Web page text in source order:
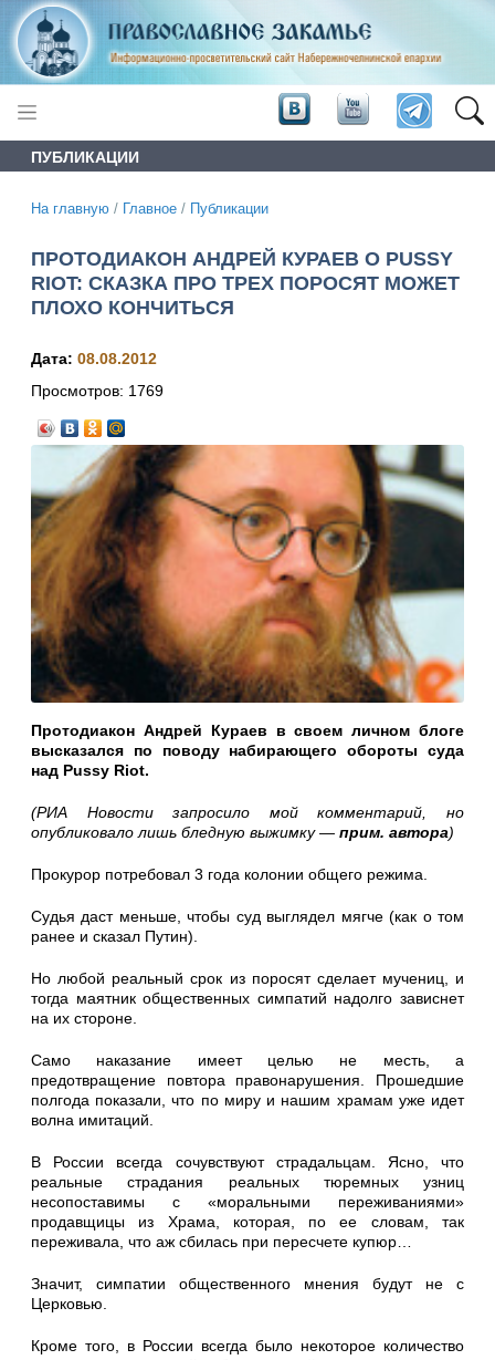
ПУБЛИКАЦИИ
На главную / Главное / Публикации
ПРОТОДИАКОН АНДРЕЙ КУРАЕВ О PUSSY
RIOT: СКАЗКА ПРО ТРЕХ ПОРОСЯТ МОЖЕТ
ПЛОХО КОНЧИТЬСЯ
Дата: 08.08.2012
Просмотров: 1769
Протодиакон Андрей Кураев в своем личном блоге
высказался по поводу набирающего обороты суда
над Pussy Riot.
(РИА Новости запросило мой комментарий, но
опубликовало лишь бледную выжимку — прим. автора)
Прокурор потребовал 3 года колонии общего режима.
Судья даст меньше, чтобы суд выглядел мягче (как о том
ранее и сказал Путин).
Но любой реальный срок из поросят сделает мучениц, и
тогда маятник общественных симпатий надолго зависнет
на их стороне.
Само наказание имеет целью не месть, а
предотвращение повтора правонарушения. Прошедшие
полгода показали, что по миру и нашим храмам уже идет
волна имитаций.
В России всегда сочувствуют страдальцам. Ясно, что
реальные страдания реальных тюремных узниц
несопоставимы с «моральными переживаниями»
продавщицы из Храма, которая, по ее словам, так
переживала, что аж сбилась при пересчете купюр…
Значит, симпатии общественного мнения будут не с
Церковью.
Кроме того, в России всегда было некоторое количество